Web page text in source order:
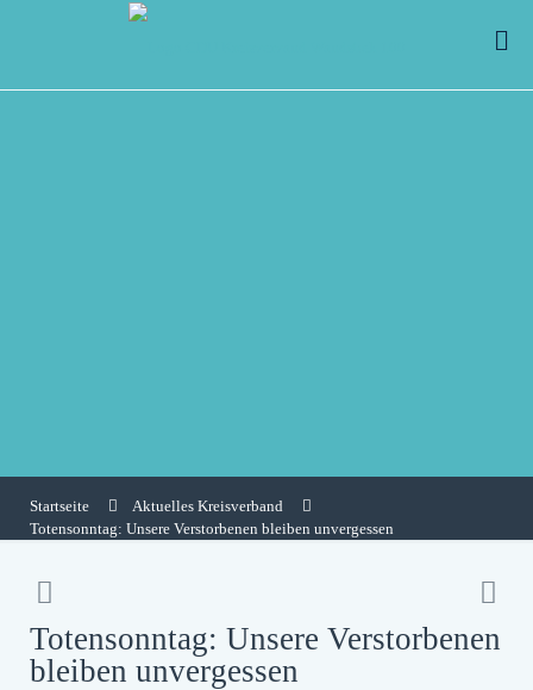
Startseite
Aktuelles Kreisverband
Totensonntag: Unsere Verstorbenen bleiben unvergessen
Totensonntag: Unsere Verstorbenen
bleiben unvergessen